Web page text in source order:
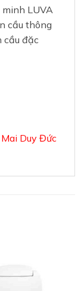
LUVA
cầu thông
cầu đặc
Mai Duy Đức